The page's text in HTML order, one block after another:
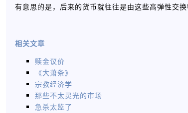
有意思的是，后来的货币就往往是由这些高弹性交换
相关文章
赎金议价
《大萧条》
宗教经济学
那些不太灵光的市场
急杀太监了